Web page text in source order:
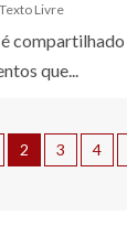
Livre
que...
2 3 4